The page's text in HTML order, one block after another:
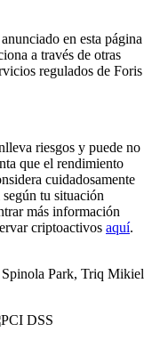
en esta página
a través de otras
regulados de Foris
riesgos y puede no
que el rendimiento
cuidadosamente
tu situación
más información
criptoactivos aquí.
Park, Triq Mikiel